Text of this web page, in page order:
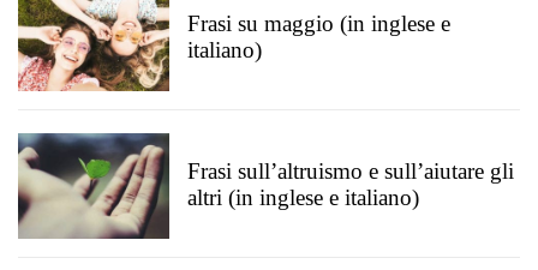
Frasi su maggio (in inglese e
italiano)
Frasi sull’altruismo e sull’aiutare gli
altri (in inglese e italiano)